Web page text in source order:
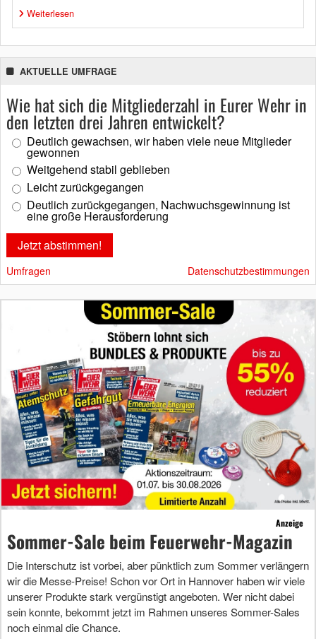
Weiterlesen
AKTUELLE UMFRAGE
Wie hat sich die Mitgliederzahl in Eurer Wehr in
den letzten drei Jahren entwickelt?
Deutlich gewachsen, wir haben viele neue Mitglieder
gewonnen
Weitgehend stabil geblieben
Leicht zurückgegangen
Deutlich zurückgegangen, Nachwuchsgewinnung ist
eine große Herausforderung
Umfragen Datenschutzbestimmungen
Anzeige
Sommer-Sale beim Feuerwehr-Magazin
Die Interschutz ist vorbei, aber pünktlich zum Sommer verlängern
wir die Messe-Preise! Schon vor Ort in Hannover haben wir viele
unserer Produkte stark vergünstigt angeboten. Wer nicht dabei
sein konnte, bekommt jetzt im Rahmen unseres Sommer-Sales
noch einmal die Chance.